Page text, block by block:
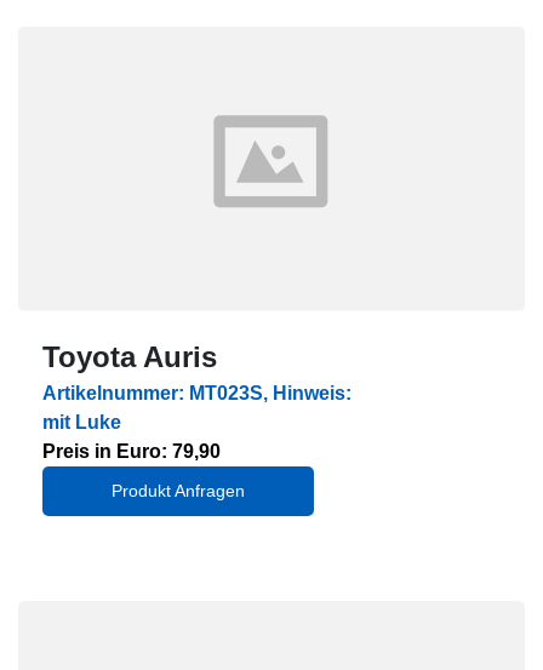
Toyota Auris
Artikelnummer: MT023S, Hinweis:
mit Luke
Preis in Euro: 79,90
Produkt Anfragen